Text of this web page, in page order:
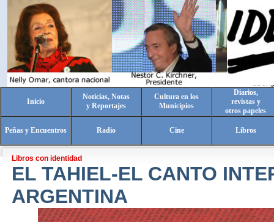
Inicio
Noticias, Notas
y Reportajes
Cultura en los
Municipios
Diarios,
revistas y
otros papeles
Peñas y Encuentros Radio Cine Libros
Libros con identidad
EL TAHIEL-EL CANTO
ARGENTINA